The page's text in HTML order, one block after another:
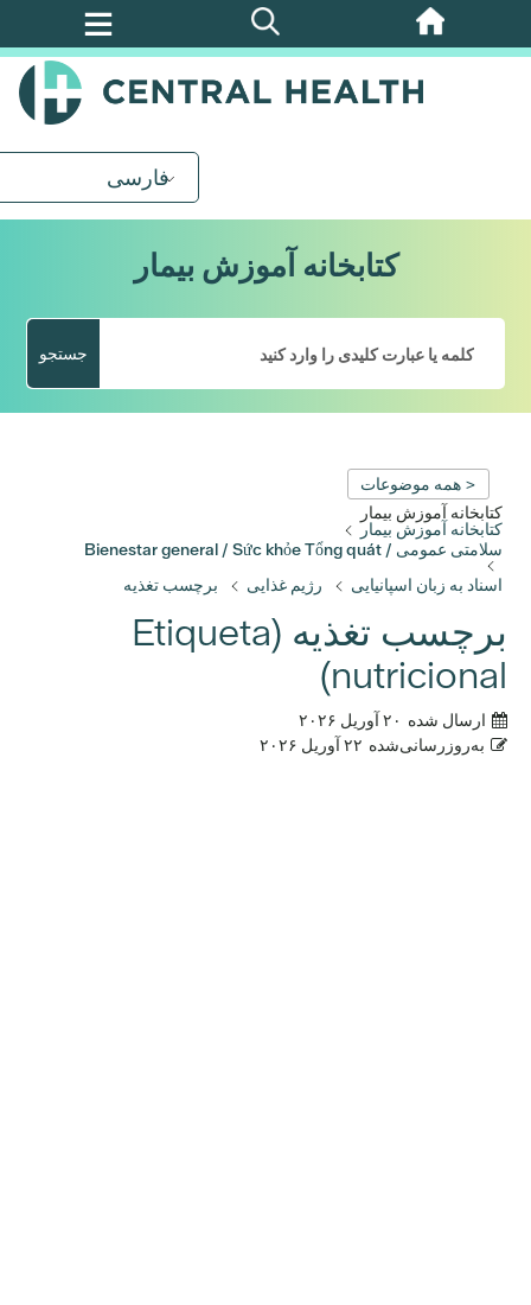
پرش
فارسی
کتابخانه آموزش بیمار
جستجو
< همه موضوعات
کتابخانه آموزش بیمار
کتابخانه آموزش بیمار
سلامتی عمومی / Bienestar general / Sức khỏe Tổng quát
اسناد به زبان اسپانیایی
رژیم غذایی برچسب تغذیه
برچسب تغذیه (Etiqueta
nutricional)
ارسال شده ۲۰ آوریل ۲۰۲۶
به‌روزرسانی‌شده ۲۲ آوریل ۲۰۲۶